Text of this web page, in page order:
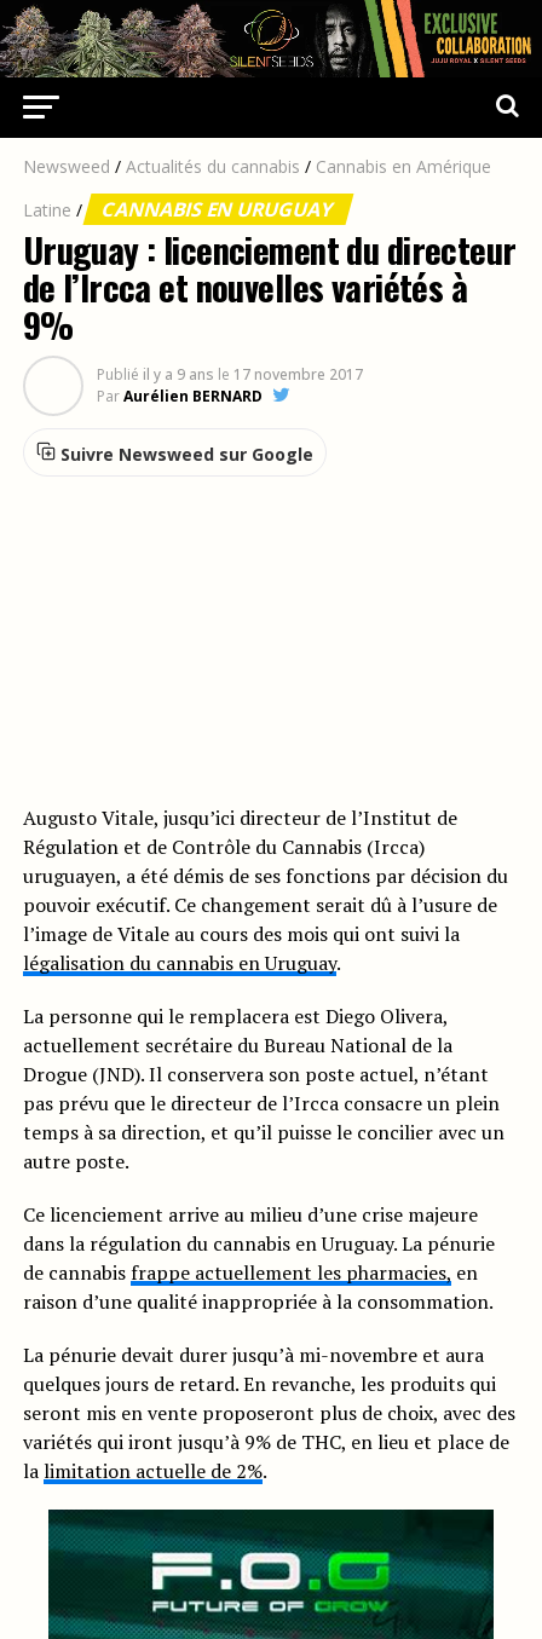
Newsweed / Actualités du cannabis / Cannabis en Amérique
Latine / CANNABIS EN URUGUAY
Uruguay : licenciement du directeur
de l’Ircca et nouvelles variétés à
9%
Publié il y a 9 ans le 17 novembre 2017
ParAurélien BERNARD
Suivre Newsweed sur Google
Augusto Vitale, jusqu’ici directeur de l’Institut de
Régulation et de Contrôle du Cannabis (Ircca)
uruguayen, a été démis de ses fonctions par décision du
pouvoir exécutif. Ce changement serait dû à l’usure de
l’image de Vitale au cours des mois qui ont suivi la
légalisation du cannabis en Uruguay.
La personne qui le remplacera est Diego Olivera,
actuellement secrétaire du Bureau National de la
Drogue (JND). Il conservera son poste actuel, n’étant
pas prévu que le directeur de l’Ircca consacre un plein
temps à sa direction, et qu’il puisse le concilier avec un
autre poste.
Ce licenciement arrive au milieu d’une crise majeure
dans la régulation du cannabis en Uruguay. La pénurie
de cannabisfrappe actuellement les pharmacies, en
raison d’une qualité inappropriée à la consommation.
La pénurie devait durer jusqu’à mi-novembre et aura
quelques jours de retard. En revanche, les produits qui
seront mis en vente proposeront plus de choix, avec des
variétés qui iront jusqu’à 9% de THC, en lieu et place de
lalimitation actuelle de 2%.